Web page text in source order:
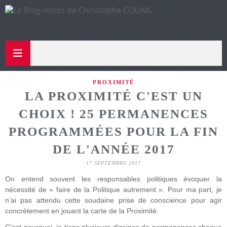
PROXIMITÉ
LA PROXIMITÉ C'EST UN
CHOIX ! 25 PERMANENCES
PROGRAMMÉES POUR LA FIN
DE L'ANNÉE 2017
17 SEPTEMBRE 2017
On entend souvent les responsables politiques évoquer la
nécessité de « faire de la Politique autrement ». Pour ma part, je
n’ai pas attendu cette soudaine prise de conscience pour agir
concrètement en jouant la carte de la Proximité.